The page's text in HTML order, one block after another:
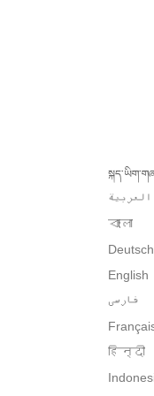
العربية
বাংলা
Deutsch
English
فارسی
हिन्दी